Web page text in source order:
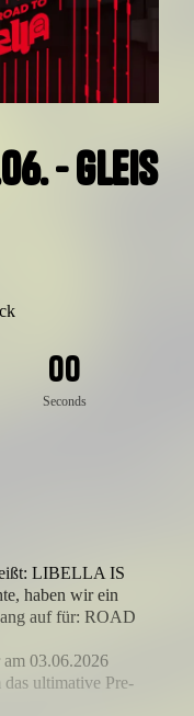
- GLEIS
00
Seconds
LIBELLA IS
haben wir ein
auf für: ROAD
03.06.2026
ultimative Pre-